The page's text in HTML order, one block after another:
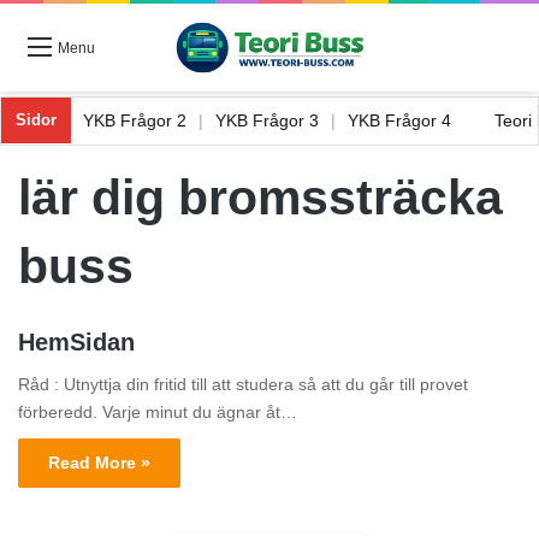
Menu
Sidor
1 YKB Frågor 2 YKB Frågor 3 YKB Frågor 4
lär dig bromssträcka
buss
HemSidan
Råd : Utnyttja din fritid till att studera så att du går till provet
förberedd. Varje minut du ägnar åt…
Read More »